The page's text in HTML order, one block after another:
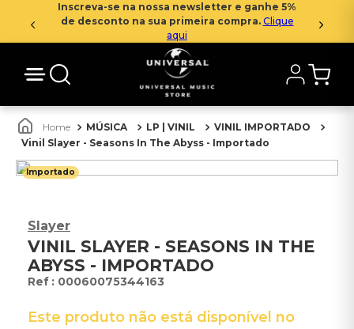
Inscreva-se na nossa newsletter e ganhe 5%
de desconto na sua primeira compra. Clique
aqui
MÚSICA LP | VINIL
VINIL IMPORTADO
Vinil Slayer - Seasons In The Abyss - Importado
Importado
Slayer
VINIL SLAYER - SEASONS IN THE
ABYSS - IMPORTADO
: 00060075344163
Este produto não está disponível no